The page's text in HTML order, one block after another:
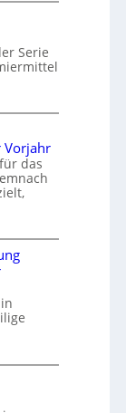
Serie
Vorjahr
das